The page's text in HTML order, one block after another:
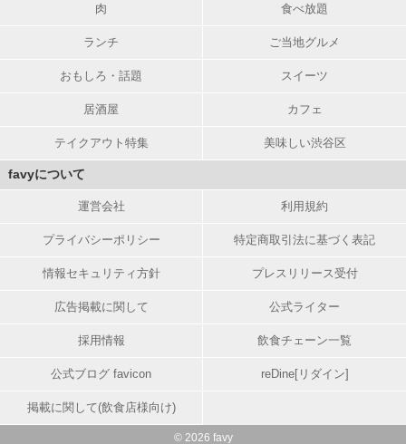
肉 食べ放題
ランチ ご当地グルメ
おもしろ・話題 スイーツ
居酒屋 カフェ
テイクアウト特集 美味しい渋谷区
favyについて
運営会社 利用規約
プライバシーポリシー 特定商取引法に基づく表記
情報セキュリティ方針 プレスリリース受付
広告掲載に関して 公式ライター
採用情報 飲食チェーン一覧
公式ブログ favicon reDine[リダイン]
掲載に関して(飲食店様向け)
© 2026 favy